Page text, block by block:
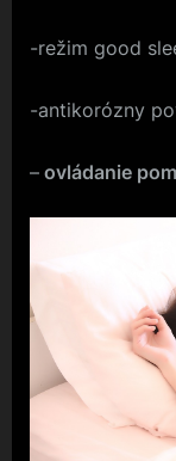
-režim good
-antikorózny
– ovládanie